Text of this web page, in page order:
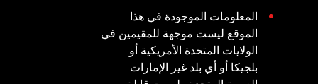
المعلومات الموجودة في هذا
الموقع ليست موجهة للمقيمين في
الولايات المتحدة الأمريكية أو
بلجيكا أو أي بلد غير الإمارات